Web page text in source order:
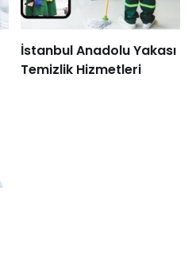
İstanbul Anadolu Yakası
Temizlik Hizmetleri